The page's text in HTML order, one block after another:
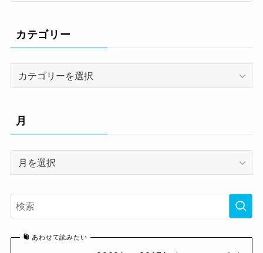
カテゴリー
リ
ー
月
あわせて読みたい